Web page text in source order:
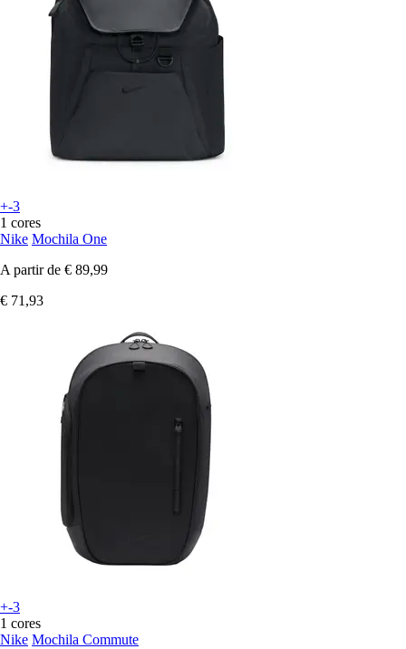
+-3
1 cores
Nike Mochila One
A partir de € 89,99
€ 71,93
+-3
1 cores
Nike Mochila Commute